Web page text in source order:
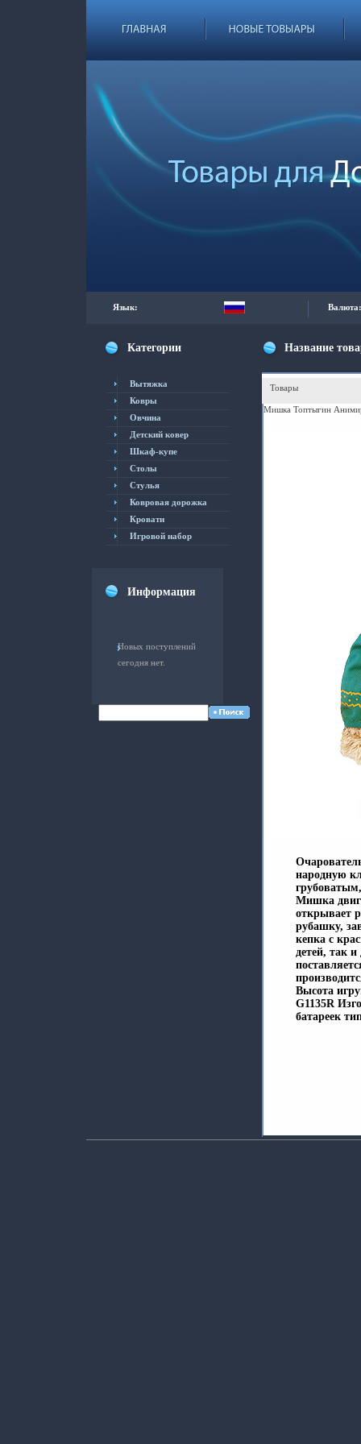
Язык: Валюта:
Категории
Вытяжка
Ковры
Овчина
Детский ковер
Шкаф-купе
Столы
Cтулья
Ковровая дорожка
Кровати
Игровой набор
Информация
Новых поступлений
сегодня нет.
Название
Товары
Мишка Топтыгин
народную
Мишка
открывает
рубашку,
кепка с
детей, так
Высота
G1135R
батареек